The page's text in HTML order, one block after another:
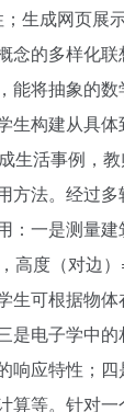
生成网页展
念的多样化
能将抽象的
生构建从具
生活事例，
方法。经过
：一是测量
高度（对边
生可根据物
是电子学中
响应特性；四
算等。针对